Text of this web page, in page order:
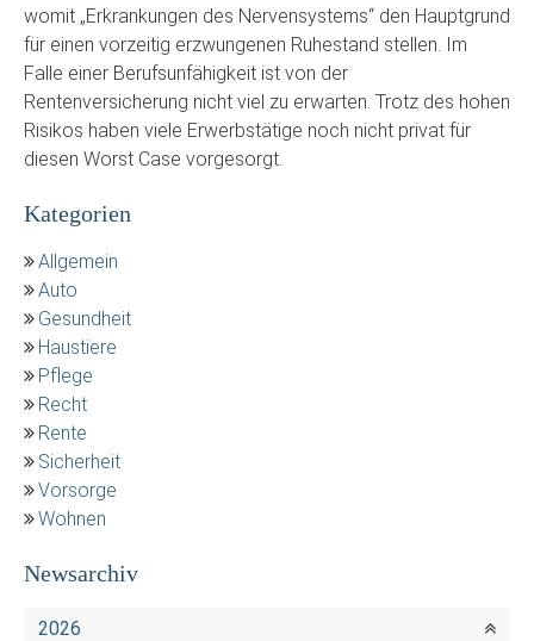
womit „Erkrankungen des Nervensystems“ den Hauptgrund
für einen vorzeitig erzwungenen Ruhestand stellen. Im
Falle einer Berufsunfähigkeit ist von der
Rentenversicherung nicht viel zu erwarten. Trotz des hohen
Risikos haben viele Erwerbstätige noch nicht privat für
diesen Worst Case vorgesorgt.
Kategorien
Allgemein
Auto
Gesundheit
Haustiere
Pflege
Recht
Rente
Sicherheit
Vorsorge
Wohnen
Newsarchiv
2026